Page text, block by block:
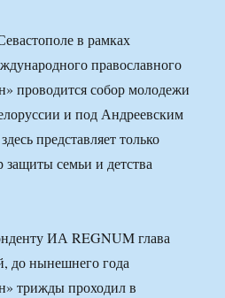
в рамках
православного
проводится собор молодежи
и под Андреевским
представляет только
защиты семьи и детства
ИА REGNUM глава
до нынешнего года
трижды проходил в